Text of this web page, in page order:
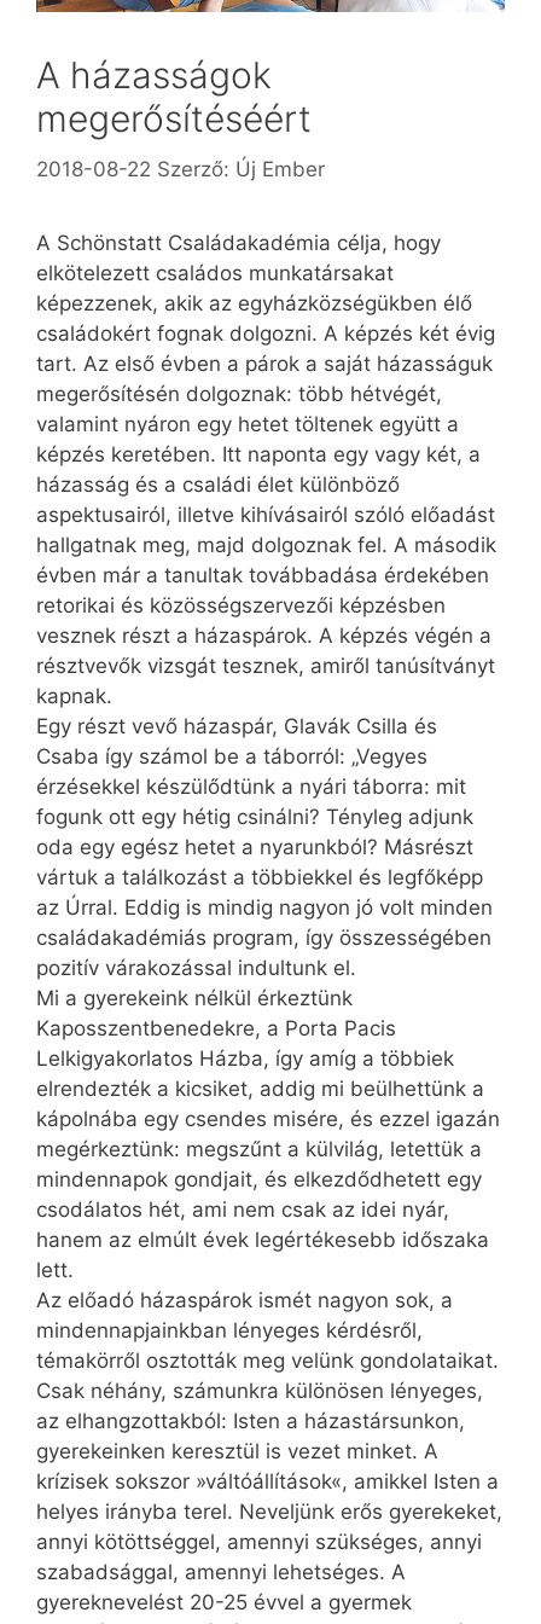
A házasságok
megerősítéséért
2018-08-22 Szerző: Új Ember
A Schönstatt Családakadémia célja, hogy
elkötelezett családos munkatársakat
képezzenek, akik az egyházközségükben élő
családokért fognak dolgozni. A képzés két évig
tart. Az első évben a párok a saját házasságuk
megerősítésén dolgoznak: több hétvégét,
valamint nyáron egy hetet töltenek együtt a
képzés keretében. Itt naponta egy vagy két, a
házasság és a családi élet különböző
aspektusairól, illetve kihívásairól szóló előadást
hallgatnak meg, majd dolgoznak fel. A második
évben már a tanultak továbbadása érdekében
retorikai és közösségszervezői képzésben
vesznek részt a házaspárok. A képzés végén a
résztvevők vizsgát tesznek, amiről tanúsítványt
kapnak.
Egy részt vevő házaspár, Glavák Csilla és
Csaba így számol be a táborról: „Vegyes
érzésekkel készülődtünk a nyári táborra: mit
fogunk ott egy hétig csinálni? Tényleg adjunk
oda egy egész hetet a nyarunkból? Másrészt
vártuk a találkozást a többiekkel és legfőképp
az Úrral. Eddig is mindig nagyon jó volt minden
családakadémiás program, így összességében
pozitív várakozással indultunk el.
Mi a gyerekeink nélkül érkeztünk
Kaposszentbenedekre, a Porta Pacis
Lelkigyakorlatos Házba, így amíg a többiek
elrendezték a kicsiket, addig mi beülhettünk a
kápolnába egy csendes misére, és ezzel igazán
megérkeztünk: megszűnt a külvilág, letettük a
mindennapok gondjait, és elkezdődhetett egy
csodálatos hét, ami nem csak az idei nyár,
hanem az elmúlt évek legértékesebb időszaka
lett.
Az előadó házaspárok ismét nagyon sok, a
mindennapjainkban lényeges kérdésről,
témakörről osztották meg velünk gondolataikat.
Csak néhány, számunkra különösen lényeges,
az elhangzottakból: Isten a házastársunkon,
gyerekeinken keresztül is vezet minket. A
krízisek sokszor »váltóállítások«, amikkel Isten a
helyes irányba terel. Neveljünk erős gyerekeket,
annyi kötöttséggel, amennyi szükséges, annyi
szabadsággal, amennyi lehetséges. A
gyereknevelést 20-25 évvel a gyermek